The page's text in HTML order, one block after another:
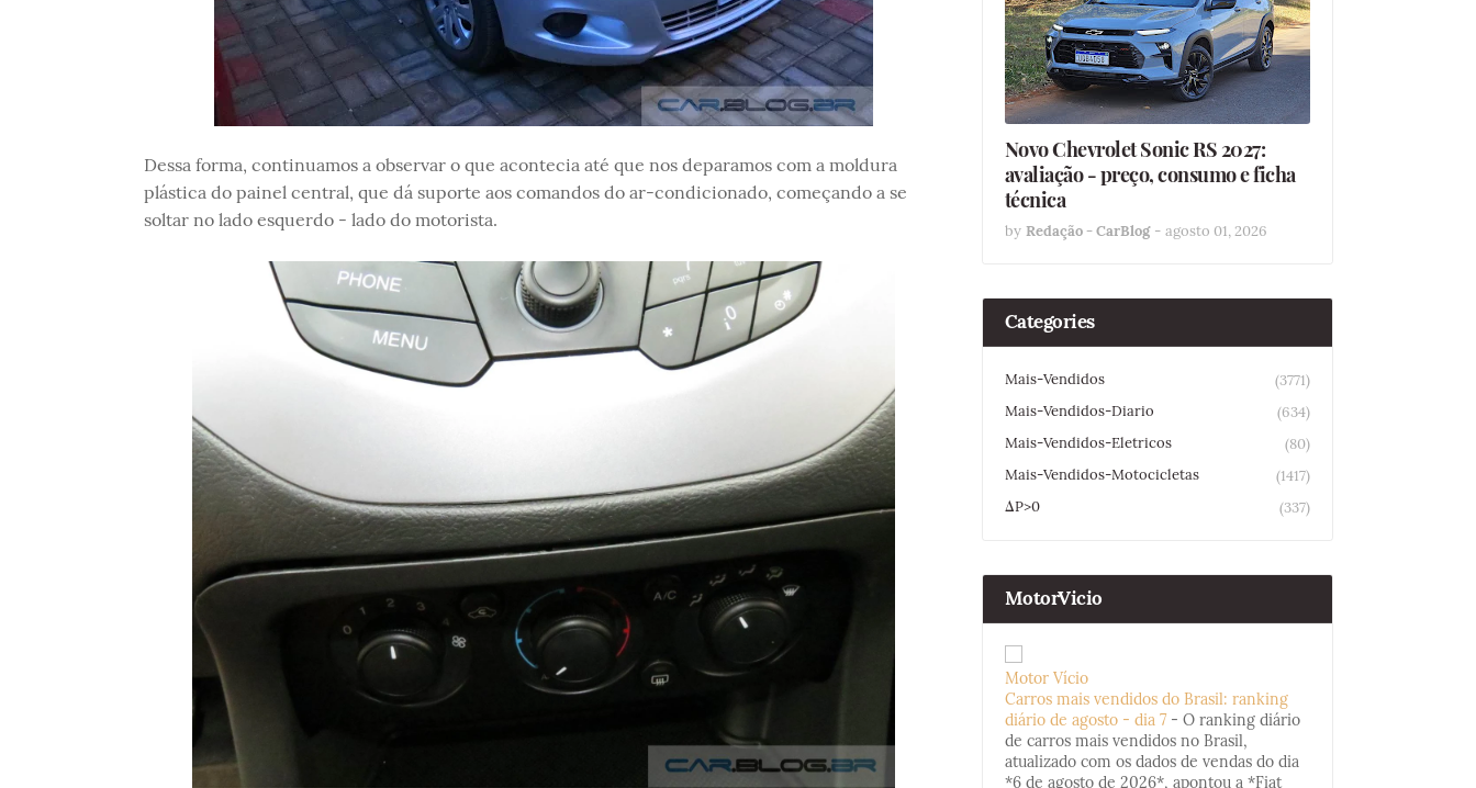
Dessa forma, continuamos a observar o que acontecia até que nos deparamos com a moldura
plástica do painel central, que dá suporte aos comandos do ar-condicionado, começando a se
soltar no lado esquerdo - lado do motorista.
Novo Chevrolet Sonic RS 2027:
avaliação - preço, consumo e ficha
técnica
by Redação - CarBlog - agosto 01, 2026
Categories
Mais-Vendidos
(3771)
Mais-Vendidos-Diario
(634)
Mais-Vendidos-Eletricos
(80)
Mais-Vendidos-Motocicletas
(1417)
ΔP>0
(337)
MotorVicio
Motor Vício
Carros mais vendidos do Brasil: ranking
diário de agosto - dia 7 - O ranking diário
de carros mais vendidos no Brasil,
atualizado com os dados de vendas do dia
*6 de agosto de 2026*, apontou a *Fiat